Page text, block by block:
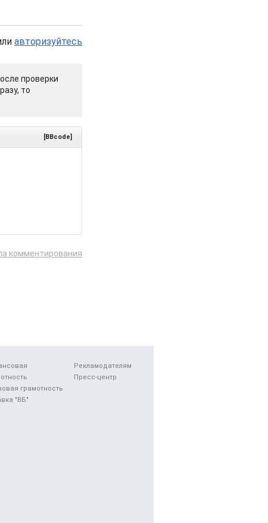
авторизуйтесь
проверки
то
[BBcode]
комментирования
грамотность
"ВБ"
Рекламодателям
Пресс-центр